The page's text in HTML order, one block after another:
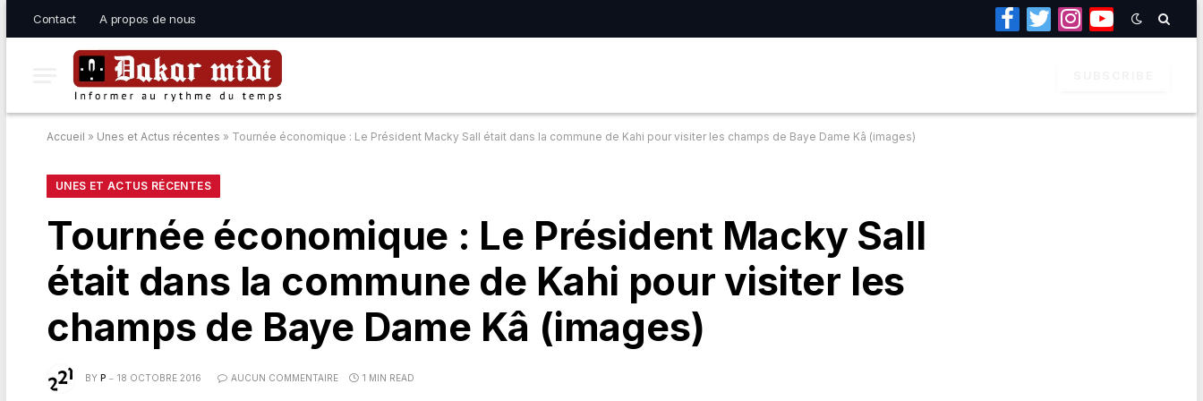
Contact A propos de nous
Facebook
TwitterInstagramYouTube
Accueil » Unes et Actus récentes » Tournée économique : Le Président Macky Sall était dans la commune de Kahi pour visiter les champs de Baye Dame Kâ (images)
UNES ET ACTUS RÉCENTES
Tournée économique : Le Président Macky Sall
était dans la commune de Kahi pour visiter les
champs de Baye Dame Kâ (images)
BY P 18 OCTOBRE 2016 AUCUN COMMENTAIRE 1 MIN READ